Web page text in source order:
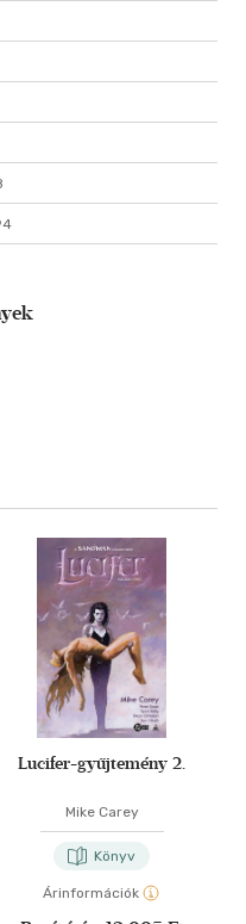
Lucifer-gyűjtemény 2.
Mike Carey
Könyv
Árinformációk